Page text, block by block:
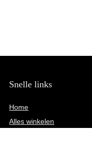
Snelle links
Home
Alles winkelen